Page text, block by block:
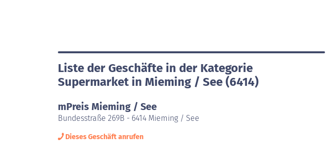
Liste der Geschäfte in der Kategorie
Supermarket in Mieming / See (6414)
mPreis Mieming / See
Bundesstraße 269B - 6414 Mieming / See
Dieses Geschäft anrufen